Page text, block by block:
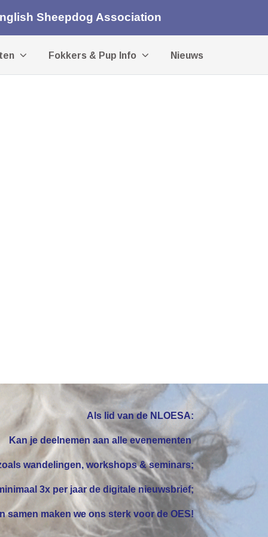
Sheepdog Association
Fokkers & Pup Info Nieuws
Als lid van de NLOESA:
Kan je deelnemen aan alle evenementen
wandelingen, workshops & seminars;
3x per jaar de digitale nieuwsbrief;
samen maken we ons sterk voor de OES!